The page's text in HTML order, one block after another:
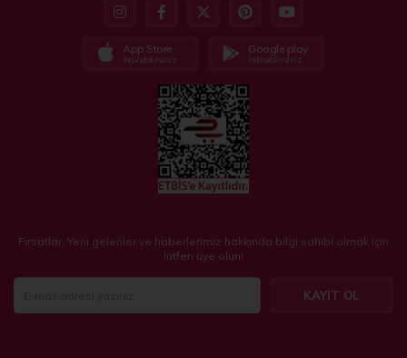
App Store
İndirebilirsiniz
Google play
İndirebilirsiniz
Fırsatlar, Yeni gelenler ve haberlerimiz hakkında bilgi sahibi olmak için
lütfen üye olun!
KAYIT OL